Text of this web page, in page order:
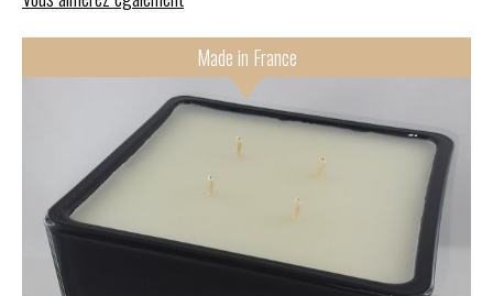
Made in France